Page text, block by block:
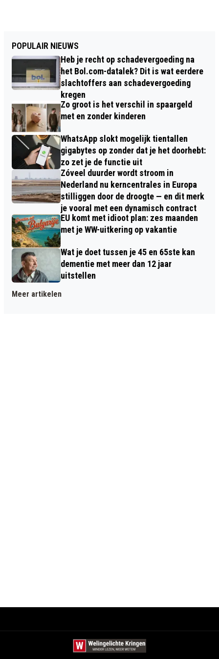
POPULAIR NIEUWS
Heb je recht op schadevergoeding na
het Bol.com-datalek? Dit is wat eerdere
slachtoffers aan schadevergoeding
kregen
Zo groot is het verschil in spaargeld
met en zonder kinderen
WhatsApp slokt mogelijk tientallen
gigabytes op zonder dat je het doorhebt:
zo zet je de functie uit
Zóveel duurder wordt stroom in
Nederland nu kerncentrales in Europa
stilliggen door de droogte — en dit merk
je vooral met een dynamisch contract
EU komt met idioot plan: zes maanden
met je WW-uitkering op vakantie
Wat je doet tussen je 45 en 65ste kan
dementie met meer dan 12 jaar
uitstellen
Meer artikelen